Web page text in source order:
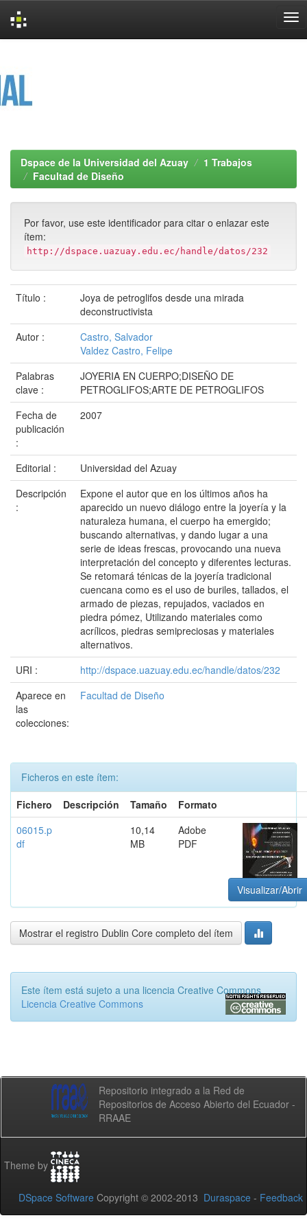
Dspace de la Universidad del Azuay
1 Trabajos
Facultad de Diseño
Por favor, use este identificador para citar o enlazar este
ítem:
http://dspace.uazuay.edu.ec/handle/datos/232
Título :
Joya de petroglifos desde una mirada
deconstructivista
Autor :
Castro, Salvador
Valdez Castro, Felipe
Palabras
clave :
JOYERIA EN CUERPO;DISEÑO DE
PETROGLIFOS;ARTE DE PETROGLIFOS
Fecha de
publicación
:
2007
Editorial :
Universidad del Azuay
Descripción
:
Expone el autor que en los últimos años ha
aparecido un nuevo diálogo entre la joyería y la
naturaleza humana, el cuerpo ha emergido;
buscando alternativas, y dando lugar a una
serie de ideas frescas, provocando una nueva
interpretación del concepto y diferentes lecturas.
Se retomará ténicas de la joyería tradicional
cuencana como es el uso de buriles, tallados, el
armado de piezas, repujados, vaciados en
piedra pómez, Utilizando materiales como
acrílicos, piedras semipreciosas y materiales
alternativos.
URI :
http://dspace.uazuay.edu.ec/handle/datos/232
Aparece en
las
colecciones:
Facultad de Diseño
Ficheros en este ítem:
Fichero
Descripción Tamaño
Formato
06015.p
df
10,14
MB
Adobe
PDF
Visualizar/Abrir
Mostrar el registro Dublin Core completo del ítem
Este ítem está sujeto a una licencia Creative Commons
Licencia Creative Commons
Repositorio integrado a la Red de
Repositorios de Acceso Abierto del Ecuador -
RRAAE
Theme by
DSpace Software Copyright © 2002-2013 Duraspace - Feedback